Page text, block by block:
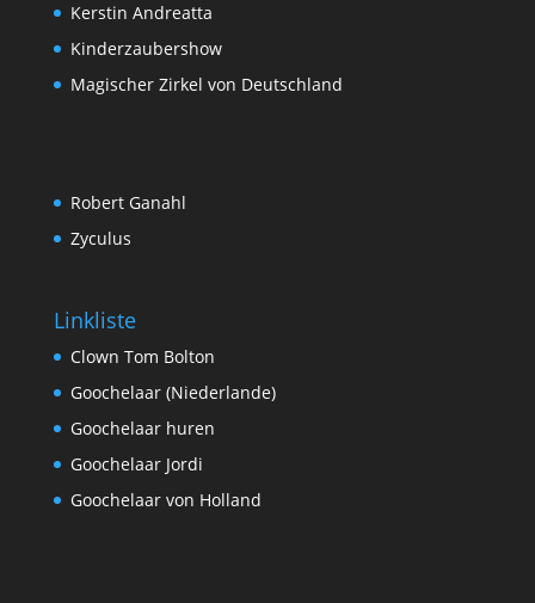
Kerstin Andreatta
Kinderzaubershow
Magischer Zirkel von Deutschland
Robert Ganahl
Zyculus
Linkliste
Clown Tom Bolton
Goochelaar (Niederlande)
Goochelaar huren
Goochelaar Jordi
Goochelaar von Holland